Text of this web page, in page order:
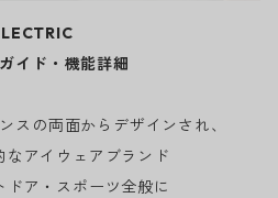
イド・機能詳細
スの両面からデザインされ、
なアイウェアブランド
ドア・スポーツ全般に